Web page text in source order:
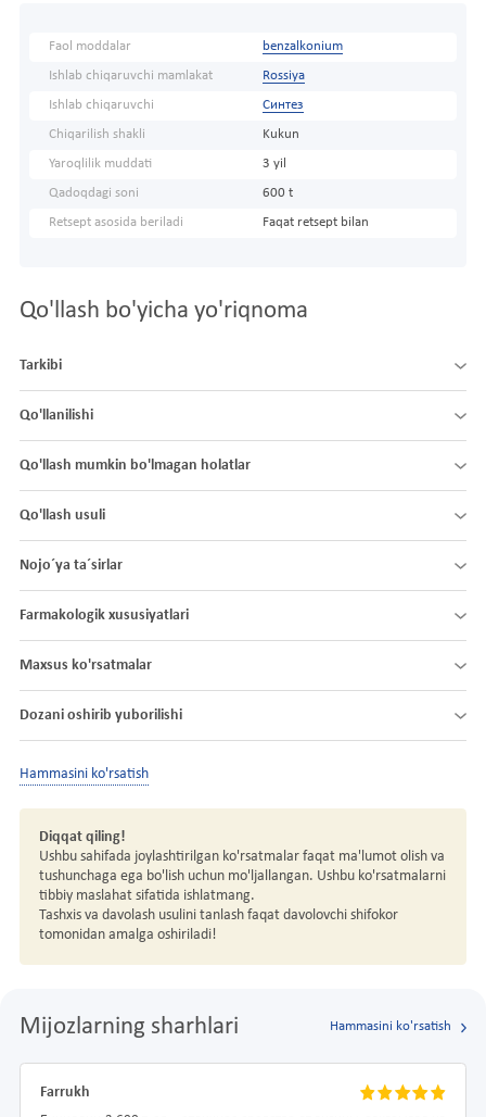
Faol moddalar benzalkonium
Ishlab chiqaruvchi mamlakat Rossiya
Ishlab chiqaruvchi Синтез
Chiqarilish shakli Kukun
Yaroqlilik muddati 3 yil
Qadoqdagi soni 600 t
Retsept asosida beriladi Faqat retsept bilan
Qo'llash bo'yicha yo'riqnoma
Tarkibi
Qo'llanilishi
Qo'llash mumkin bo'lmagan holatlar
Qo'llash usuli
Nojo´ya ta´sirlar
Farmakologik xususiyatlari
Maxsus ko'rsatmalar
Dozani oshirib yuborilishi
Hammasini ko'rsatish
Diqqat qiling!
Ushbu sahifada joylashtirilgan ko'rsatmalar faqat ma'lumot olish va
tushunchaga ega bo'lish uchun mo'ljallangan. Ushbu ko'rsatmalarni
tibbiy maslahat sifatida ishlatmang.
Tashxis va davolash usulini tanlash faqat davolovchi shifokor
tomonidan amalga oshiriladi!
Mijozlarning sharhlari Hammasini ko'rsatish
Farrukh